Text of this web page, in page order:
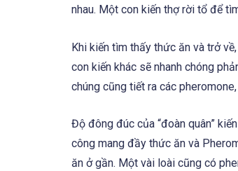
nhau. Một con kiến thợ rời tổ để
Khi kiến tìm thấy thức ăn và trở
con kiến khác sẽ nhanh chóng
chúng cũng tiết ra các
Độ đông đúc của “đoàn quân”
công mang đầy thức ăn và
ăn ở gần. Một vài loài cũng có